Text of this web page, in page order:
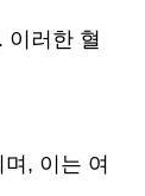
이러한 혈
, 이는 여